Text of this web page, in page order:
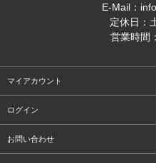
E-Mail：
定休日：
営業時間
マイアカウント
ログイン
お問い合わせ